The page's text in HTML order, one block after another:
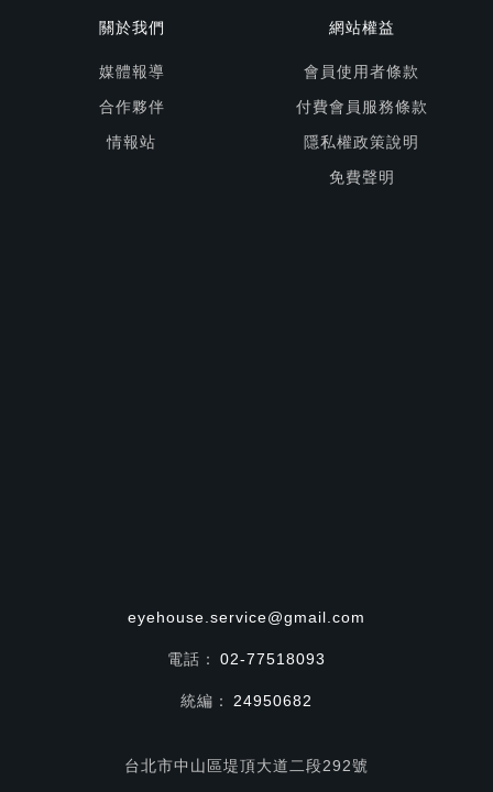
關於我們
媒體報導
合作夥伴
情報站
網站權益
會員使用者條款
付費會員服務條款
隱私權政策說明
免費聲明
eyehouse.service@gmail.com
電話： 02-77518093
統編： 24950682
台北市中山區堤頂大道二段292號